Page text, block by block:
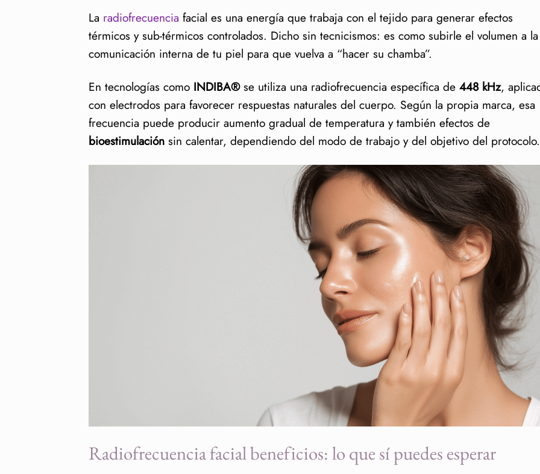
Radiofrecuencia facial beneficios: lo que sí puedes esperar
El “gimnasio de la piel”: qué pasa dentro
INDIBA® 448 kHz: por qué se habla tanto de esta radiofrecuencia
¿Para quién es ideal y cuándo conviene pausar?
Radiofrecuencia vs. otras vías no invasivas en Sakura
Cómo se siente una sesión y qué hábitos potencian el resultado
¿La radiofrecuencia facial adelgaza la cara?
¿Cuántas sesiones se recomiendan?
La radiofrecuencia facial es una energía que trabaja con el tejido para generar efectos
térmicos y sub-térmicos controlados. Dicho sin tecnicismos: es como subirle el volumen a la
comunicación interna de tu piel para que vuelva a “hacer su chamba”.
En tecnologías como INDIBA®se utiliza una radiofrecuencia específica de 448 kHz,
con electrodos para favorecer respuestas naturales del cuerpo. Según la propia marca, esa
frecuencia puede producir aumento gradual de temperatura y también efectos de
bioestimulación sin calentar, dependiendo del modo de trabajo y del objetivo del protocolo.
Radiofrecuencia facial beneficios: lo que sí puedes esperar